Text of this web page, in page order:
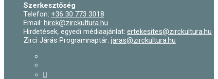
Szerkesztőség
Telefon: +36 30 773 3018
Email: hirek@zirckultura.hu
Hirdetések, egyedi médiaajánlat: ertekesites@zirckultura.hu
Zirci Járás Programnaptár: jaras@zirckultura.hu